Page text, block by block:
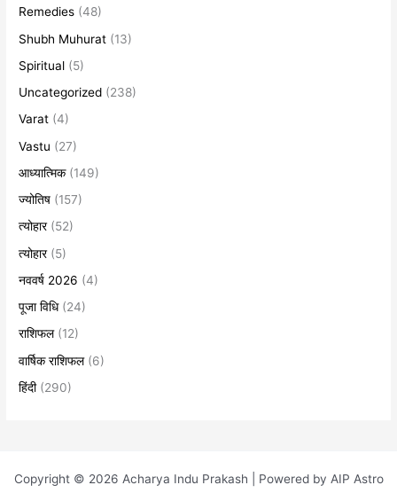
Remedies (48)
Shubh Muhurat (13)
Spiritual (5)
Uncategorized (238)
Varat (4)
Vastu (27)
आध्यात्मिक(149)
ज्योतिष (157)
त्योहार(52)
त्योहार(5)
नववर्ष 2026 (4)
पूजा विधि(24)
राशिफल(12)
वार्षिक राशिफल(6)
हिंदी(290)
Copyright © 2026 Acharya Indu Prakash | Powered by AIP Astro